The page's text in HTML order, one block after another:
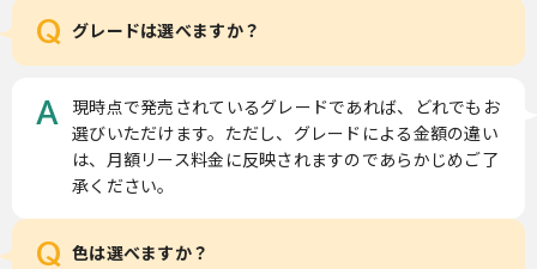
Q グレードは選べますか？
A
現時点で発売されているグレードであれば、どれでもお
選びいただけます。ただし、グレードによる金額の違い
は、月額リース料金に反映されますのであらかじめご了
承ください。
Q 色は選べますか？